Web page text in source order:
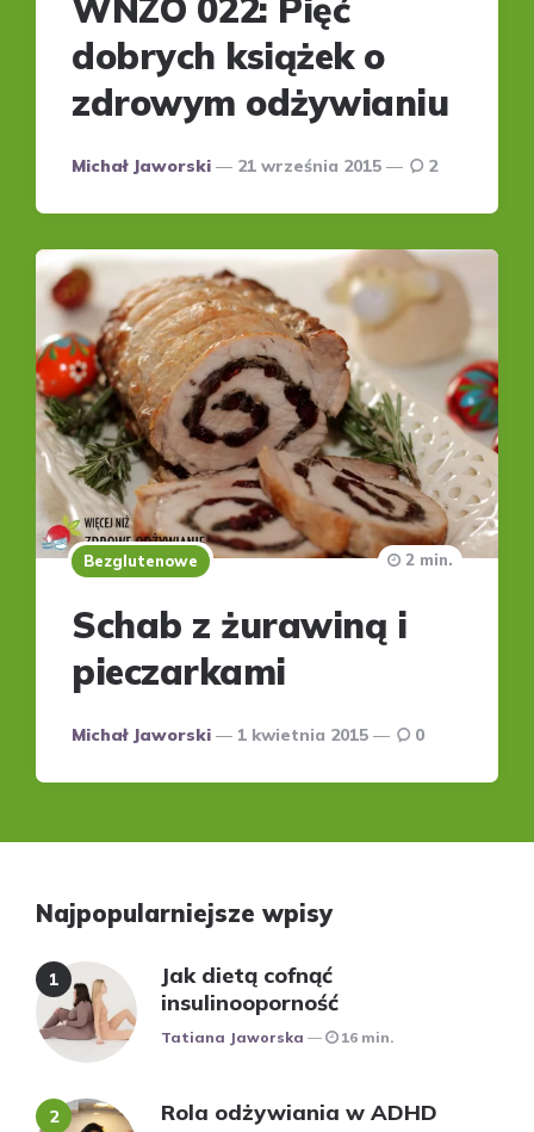
WNZO 022: Pięć
dobrych książek o
zdrowym odżywianiu
Posted
Michał Jaworski 21 września 2015 2
Bezglutenowe
Schab z żurawiną i
pieczarkami
Posted
Michał Jaworski 1 kwietnia 2015
2 min.
0
Najpopularniejsze wpisy
Jak dietą cofnąć
insulinooporność
Posted
Tatiana Jaworska 16 min.
Rola odżywiania w ADHD